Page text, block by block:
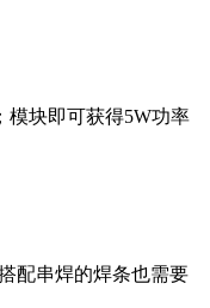
模块即可获得5W功率
配串焊的焊条也需要